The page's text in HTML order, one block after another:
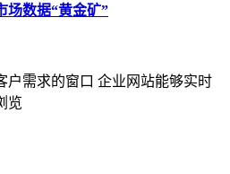
场数据“黄金矿”
户需求的窗口 企业网站能够实时
览